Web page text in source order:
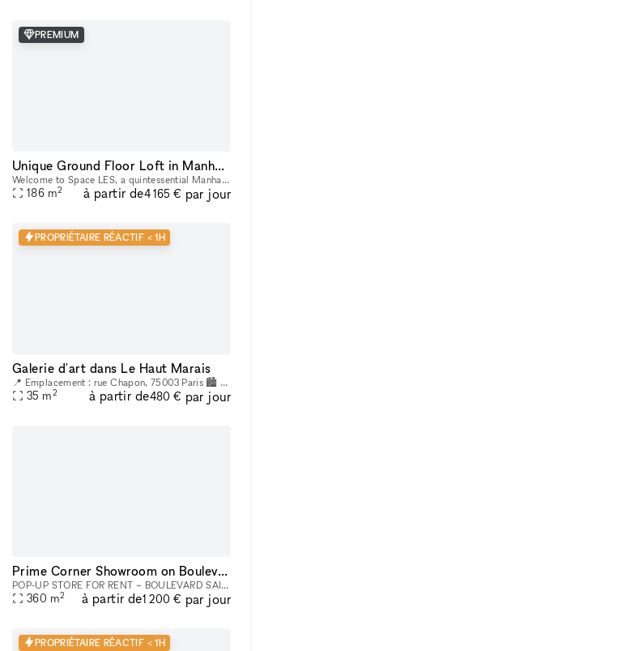
PREMIUM
Unique Ground Floor Loft in Manhattan
Welcome to Space LES, a quintessential Manhattan ground floor loft in the trendy Lower East Side! It features 2,000 sq. ft. of usable space with a comfortable capacity of 125 people, 11 ft ceiling, a
186 m2 à partir de4 165 € par jour
PROPRIÉTAIRE RÉACTIF < 1H
Galerie d'art dans Le Haut Marais
📍 Emplacement : rue Chapon, 75003 Paris 🏙 Emplacement stratégique : Situé dans le cœur du Marais, à proximité de nombreux lieux culturels et artistiques. Un espace créatif indépendant, situé au cœur
35 m2 à partir de480 € par jour
Prime Corner Showroom on Boulevard Saint-Michel
POP-UP STORE FOR RENT – BOULEVARD SAINT-MICHEL, PARIS 5TH Position your brand in the heart of one of the busiest and most iconic locations on Paris’s Left Bank. This retail space enjoys a prime loc
360 m2 à partir de1 200 € par jour
PROPRIÉTAIRE RÉACTIF < 1H